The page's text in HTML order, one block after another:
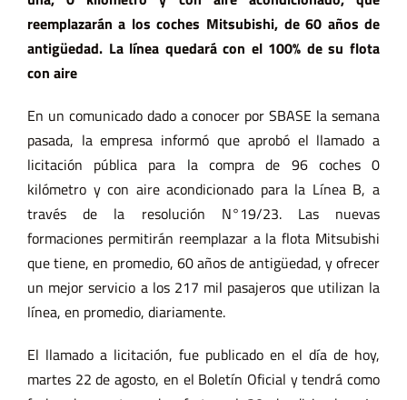
reemplazarán a los coches Mitsubishi, de 60 años de
antigüedad. La línea quedará con el 100% de su flota
con aire
En un comunicado dado a conocer por SBASE la semana
pasada, la empresa informó que aprobó el llamado a
licitación pública para la compra de 96 coches 0
kilómetro y con aire acondicionado para la Línea B, a
través de la resolución N°19/23. Las nuevas
formaciones permitirán reemplazar a la flota Mitsubishi
que tiene, en promedio, 60 años de antigüedad, y ofrecer
un mejor servicio a los 217 mil pasajeros que utilizan la
línea, en promedio, diariamente.
El llamado a licitación, fue publicado en el día de hoy,
martes 22 de agosto, en el Boletín Oficial y tendrá como